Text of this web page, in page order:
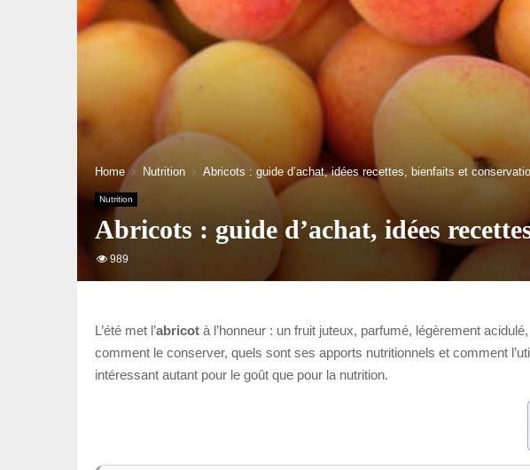
Home Nutrition Abricots : guide d’achat, idées recettes, bienfaits et
Nutrition
Abricots : guide d’achat, idées
989
L’été met l’abricot à l’honneur : un fruit juteux, parfumé, légèrement
comment le conserver, quels sont ses apports nutritionnels et comment
intéressant autant pour le goût que pour la nutrition.